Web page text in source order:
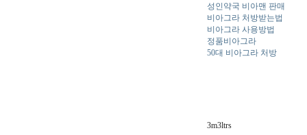
성인약국 비아맨 판매
비아그라 처방받는법
비아그라 사용방법
정품비아그라
50대 비아그라 처방
3m3ltrs